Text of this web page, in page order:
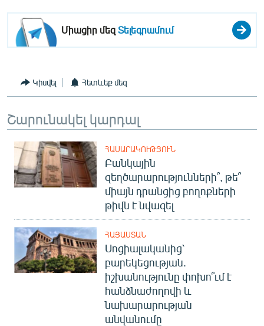
Միացիր մեզՏելեգրամում
Կիսվել Հետևեք մեզ
Շարունակել կարդալ
ՀԱՍԱՐԱԿՈՒԹՅՈՒՆ
Բանկային
զեղծարարությունների՞, թե՞
միայն դրանցից բողոքների
թիվն է նվազել
ՀԱՅԱՍՏԱՆ
Սոցիալականից՝
բարեկեցության.
իշխանությունը փոխո՞ւմ է
հանձնաժողովի և
նախարարության
անվանումը